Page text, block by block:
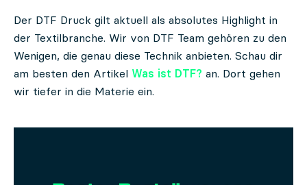
Der DTF Druck gilt aktuell als absolutes Highlight in
der Textilbranche. Wir von DTF Team gehören zu den
Wenigen, die genau diese Technik anbieten. Schau dir
am besten den Artikel Was ist DTF? an. Dort gehen
wir tiefer in die Materie ein.